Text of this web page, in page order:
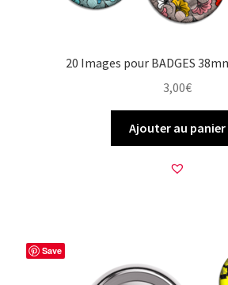
20 Images pour BADGES
3,00€
Ajouter au panier
Save